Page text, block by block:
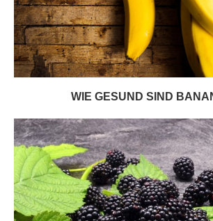
WIE GESUND SIND